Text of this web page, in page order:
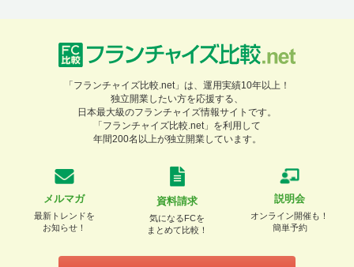
「フランチャイズ比較.net」は、運用実績10年以上！
独立開業したい方を応援する、
日本最大級のフランチャイズ情報サイトです。
「フランチャイズ比較.net」を利用して
年間200名以上が独立開業しています。
メルマガ
最新トレンドを
お知らせ！
資料請求
気になるFCを
まとめて比較！
説明会
オンライン開催も！
簡単予約